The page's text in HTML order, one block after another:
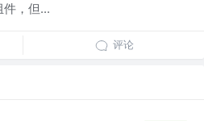
，但...
评论